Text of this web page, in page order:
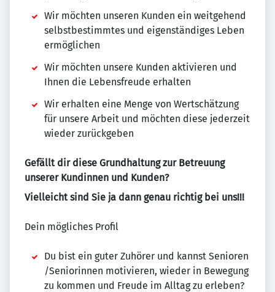
Wir möchten unseren Kunden ein weitgehend
selbstbestimmtes und eigenständiges Leben
ermöglichen
Wir möchten unsere Kunden aktivieren und
Ihnen die Lebensfreude erhalten
Wir erhalten eine Menge von Wertschätzung
für unsere Arbeit und möchten diese jederzeit
wieder zurückgeben
Gefällt dir diese Grundhaltung zur Betreuung
unserer Kundinnen und Kunden?
Vielleicht sind Sie ja dann genau richtig bei uns!!!
Dein mögliches Profil
Du bist ein guter Zuhörer und kannst Senioren
/Seniorinnen motivieren, wieder in Bewegung
zu kommen und Freude im Alltag zu erleben?